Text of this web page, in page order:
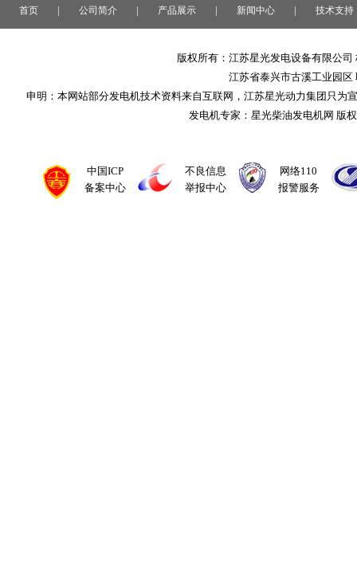
首页 | 公司简介 | 产品展示 | 新闻中心 | 技术支持
版权所有：江苏星光发电设备有限公司
江苏省泰兴市古溪工业园
申明：本网站部分发电机技术资料来自互联网，江苏星光动力集团只为
发电机专家：星光柴油发电机网 版
中国ICP
备案中心
不良信息
举报中心
网络110
报警服务